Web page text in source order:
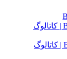
مینی لودر بابکت Bobcat T320 | کاتالوگ
مینی لودر بابکت Bobcat S185 | کاتالوگ